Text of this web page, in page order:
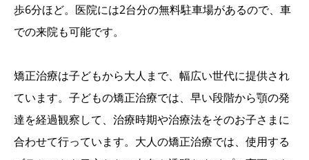
歩6分ほど。医院には2台分の無料駐車場があるので、車
での来院も可能です。
矯正治療は子どもから大人まで、幅広い世代に提供され
ています。子どもの矯正治療では、早い段階から顎の発
達を経過観察して、治療時期や治療法をそのお子さまに
合わせて行っています。大人の矯正治療では、使用する